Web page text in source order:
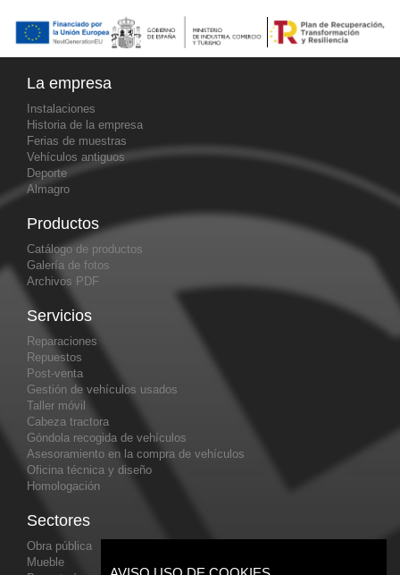
La empresa
Instalaciones
Historia de la empresa
Ferias de muestras
Vehículos antiguos
Deporte
Almagro
Productos
Catálogo de productos
Galería de fotos
Archivos PDF
Servicios
Reparaciones
Repuestos
Post-venta
Gestión de vehículos usados
Taller móvil
Cabeza tractora
Góndola recogida de vehículos
Asesoramiento en la compra de vehículos
Oficina técnica y diseño
Homologación
Sectores
Obra pública
Mueble